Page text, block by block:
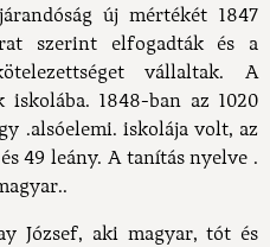
új mértékét 1847
szerint elfogadták és a
vállaltak. A
iskolába. 1848-ban az 1020
.alsóelemi. iskolája volt, az
49 leány. A tanítás nyelve .
József, aki magyar, tót és